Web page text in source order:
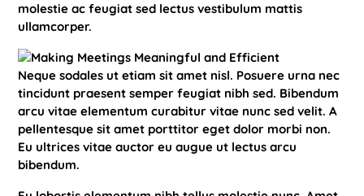
molestie ac feugiat sed lectus vestibulum mattis
ullamcorper.
Neque sodales ut etiam sit amet nisl. Posuere urna nec
tincidunt praesent semper feugiat nibh sed. Bibendum
arcu vitae elementum curabitur vitae nunc sed velit. A
pellentesque sit amet porttitor eget dolor morbi non.
Eu ultrices vitae auctor eu augue ut lectus arcu
bibendum.